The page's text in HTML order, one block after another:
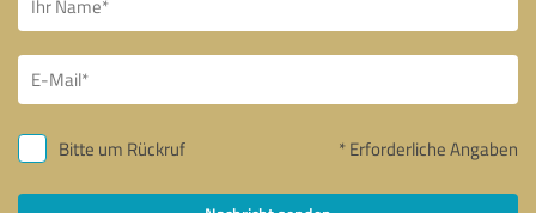
Bitte um Rückruf * Erforderliche Angaben